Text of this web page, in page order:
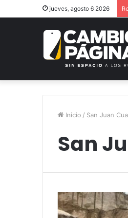
jueves, agosto 6 2026
Inicio / San Juan
San